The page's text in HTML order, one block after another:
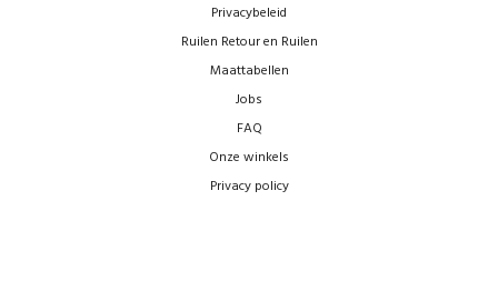
Privacybeleid
Ruilen Retour en Ruilen
Maattabellen
Jobs
FAQ
Onze winkels
Privacy policy